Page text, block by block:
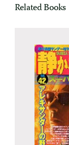
Related Books